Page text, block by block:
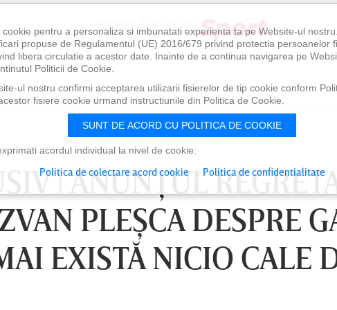
ǀ ANUNŢUL
PLEŞCA DESPRE
EXISTĂ NICIO CALE
pentru a personaliza si imbunatati experienta ta pe Website-ul
propuse de Regulamentul (UE) 2016/679 privind protectia persoanelor
libera circulatie a acestor date. Inainte de a continua navigarea pe
Politicii de Cookie.
ul nostru confirmi acceptarea utilizarii fisierelor de tip cookie conform
fisiere cookie urmand instructiunile din Politica de Cookie.
SUNT DE ACORD CU POLITICA DE COOKIE
acordul individual la nivel de cookie:
Politica de colectare acord cookie Politica de confidentialitate